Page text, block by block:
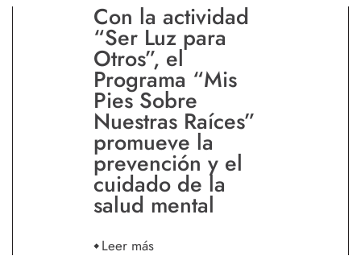
Con la actividad
“Ser Luz para
Otros”, el
Programa “Mis
Pies Sobre
Nuestras Raíces”
promueve la
prevención y el
cuidado de la
salud mental
Leer más